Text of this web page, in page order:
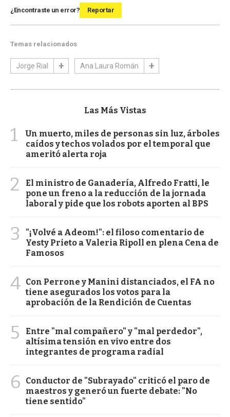
¿Encontraste un error? Reportar
Temas relacionados
Jorge Rial Ana Laura Román
Las Más Vistas
1
Un muerto, miles de personas sin luz, árboles
caídos y techos volados por el temporal que
ameritó alerta roja
2
El ministro de Ganadería, Alfredo Fratti, le
pone un freno a la reducción de la jornada
laboral y pide que los robots aporten al BPS
3
"¡Volvé a Adeom!": el filoso comentario de
Yesty Prieto a Valeria Ripoll en plena Cena de
Famosos
4 Con Perrone y Manini distanciados, el FA no
tiene asegurados los votos para la
aprobación de la Rendición de Cuentas
5
Entre "mal compañero" y "mal perdedor",
altísima tensión en vivo entre dos
integrantes de programa radial
6
Conductor de "Subrayado" criticó el paro de
maestros y generó un fuerte debate: "No
tiene sentido"